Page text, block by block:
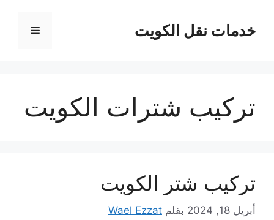
المحتوىخدمات نقل الكويت القائمة
تركيب شترات الكويت
تركيب شتر الكويت
أبريل 18, 2024 بقلم Wael Ezzat